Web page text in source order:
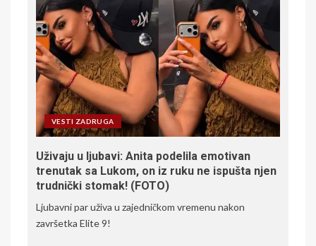
VESTI ZADRUGA
Uživaju u ljubavi: Anita podelila emotivan
trenutak sa Lukom, on iz ruku ne ispušta njen
trudnički stomak! (FOTO)
Ljubavni par uživa u zajedničkom vremenu nakon
završetka Elite 9!